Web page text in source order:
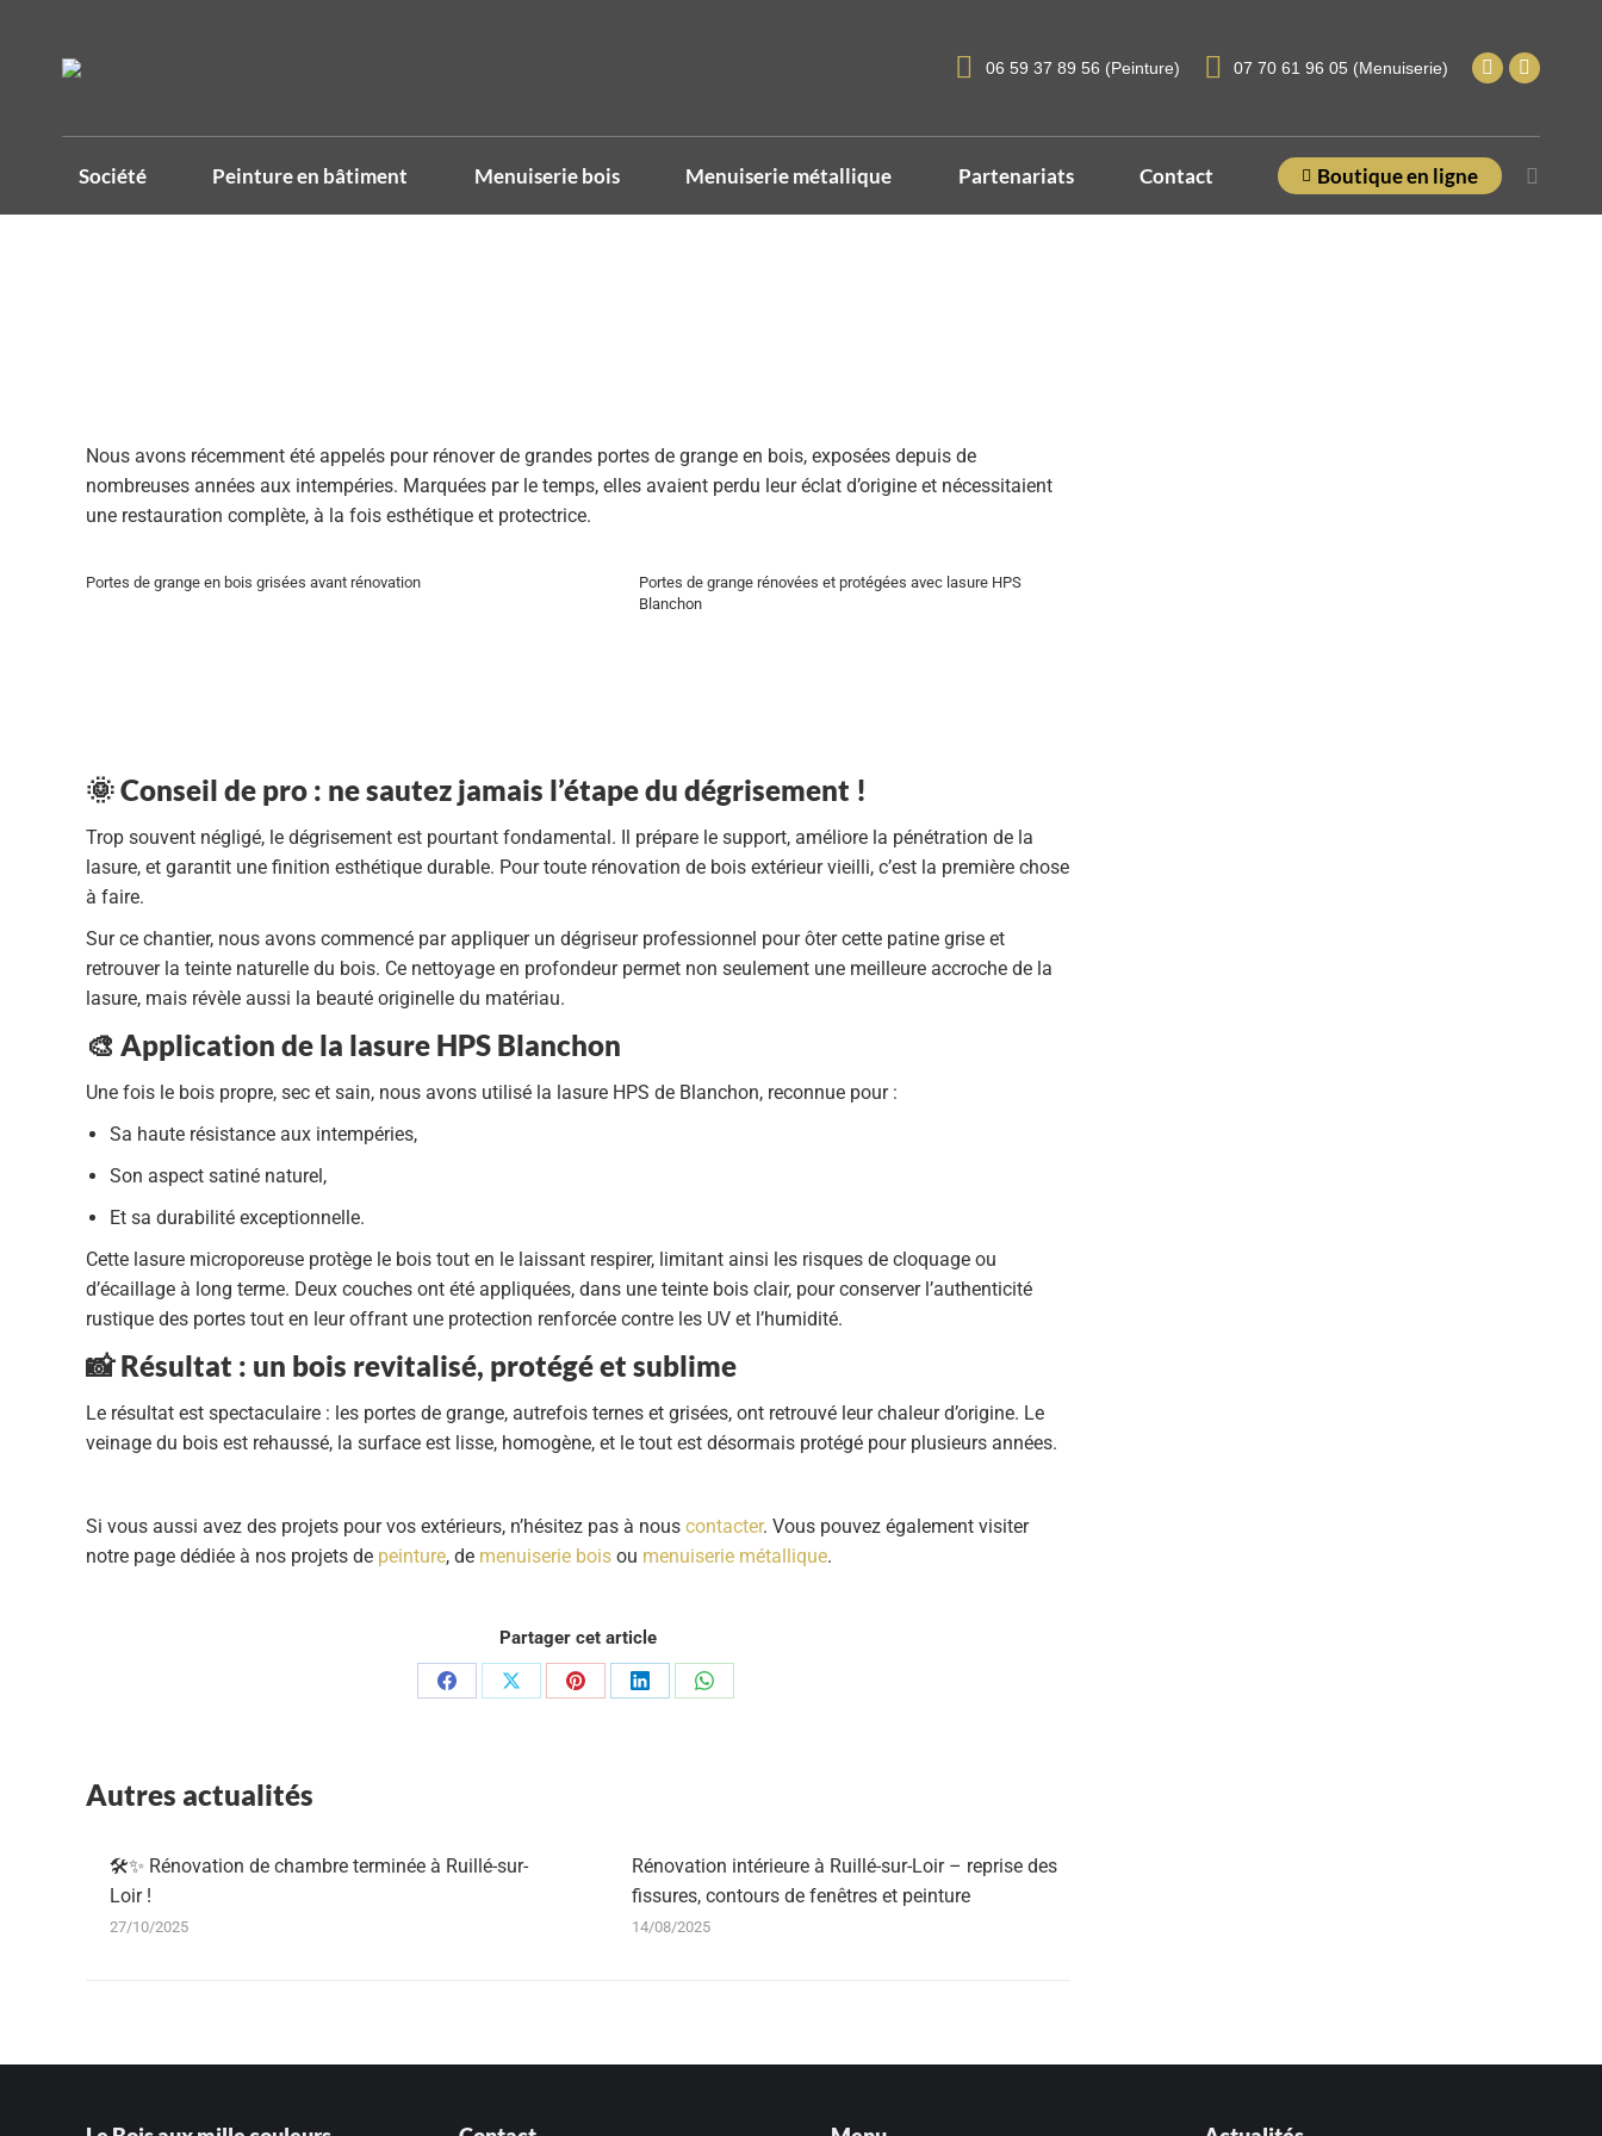
06 59 37 89 56 (Peinture) 07 70 61 96 05 (Menuiserie)
Société Peinture en bâtiment Menuiserie bois Menuiserie métallique Partenariats Contact Boutique en ligne
Nous avons récemment été appelés pour rénover de grandes portes de grange en bois, exposées depuis de
nombreuses années aux intempéries. Marquées par le temps, elles avaient perdu leur éclat d’origine et nécessitaient
une restauration complète, à la fois esthétique et protectrice.
Portes de grange en bois grisées avant rénovation
Portes de grange rénovées et protégées avec lasure HPS
Blanchon
🌞 Conseil de pro : ne sautez jamais l’étape du dégrisement !
Trop souvent négligé, le dégrisement est pourtant fondamental. Il prépare le support, améliore la pénétration de la
lasure, et garantit une finition esthétique durable. Pour toute rénovation de bois extérieur vieilli, c’est la première chose
à faire.
Sur ce chantier, nous avons commencé par appliquer un dégriseur professionnel pour ôter cette patine grise et
retrouver la teinte naturelle du bois. Ce nettoyage en profondeur permet non seulement une meilleure accroche de la
lasure, mais révèle aussi la beauté originelle du matériau.
🎨 Application de la lasure HPS Blanchon
Une fois le bois propre, sec et sain, nous avons utilisé la lasure HPS de Blanchon, reconnue pour :
Sa haute résistance aux intempéries,
Son aspect satiné naturel,
Et sa durabilité exceptionnelle.
Cette lasure microporeuse protège le bois tout en le laissant respirer, limitant ainsi les risques de cloquage ou
d’écaillage à long terme. Deux couches ont été appliquées, dans une teinte bois clair, pour conserver l’authenticité
rustique des portes tout en leur offrant une protection renforcée contre les UV et l’humidité.
📸 Résultat : un bois revitalisé, protégé et sublime
Le résultat est spectaculaire : les portes de grange, autrefois ternes et grisées, ont retrouvé leur chaleur d’origine. Le
veinage du bois est rehaussé, la surface est lisse, homogène, et le tout est désormais protégé pour plusieurs années.
Si vous aussi avez des projets pour vos extérieurs, n’hésitez pas à nous contacter. Vous pouvez également visiter
notre page dédiée à nos projets de peinture, de menuiserie bois ou menuiserie métallique.
Partager cet article
PartagerPartagerPartagerPartagerPartager
Autres actualités
🛠️✨ Rénovation de chambre terminée à Ruillé-sur-
Loir !
27/10/2025
Rénovation intérieure à Ruillé-sur-Loir – reprise des
fissures, contours de fenêtres et peinture
14/08/2025